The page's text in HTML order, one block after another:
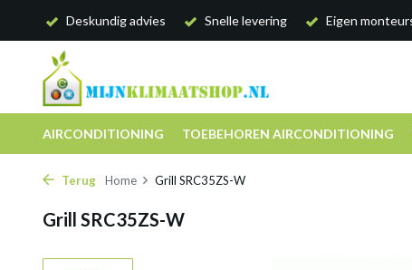
Deskundig advies Snelle levering Eigen
AIRCONDITIONING TOEBEHOREN AIRCONDITIONING
Terug Home Grill SRC35ZS-W
Grill SRC35ZS-W